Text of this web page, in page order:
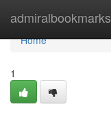
admiralbookmarks
Home
Home
1